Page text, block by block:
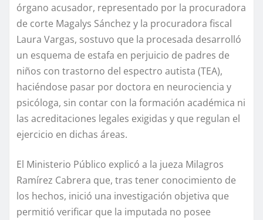
órgano acusador, representado por la procuradora
de corte Magalys Sánchez y la procuradora fiscal
Laura Vargas, sostuvo que la procesada desarrolló
un esquema de estafa en perjuicio de padres de
niños con trastorno del espectro autista (TEA),
haciéndose pasar por doctora en neurociencia y
psicóloga, sin contar con la formación académica ni
las acreditaciones legales exigidas y que regulan el
ejercicio en dichas áreas.
El Ministerio Público explicó a la jueza Milagros
Ramírez Cabrera que, tras tener conocimiento de
los hechos, inició una investigación objetiva que
permitió verificar que la imputada no posee